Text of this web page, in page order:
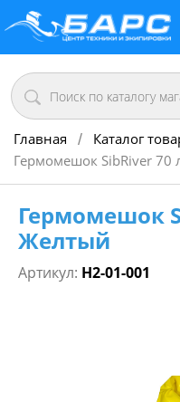
Главная / Каталог
Гермомешок SibRiver 70
Гермомешок
Желтый
Артикул: Н2-01-001